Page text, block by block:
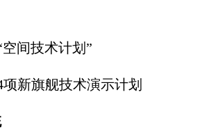
间技术计划”
新旗舰技术演示计划